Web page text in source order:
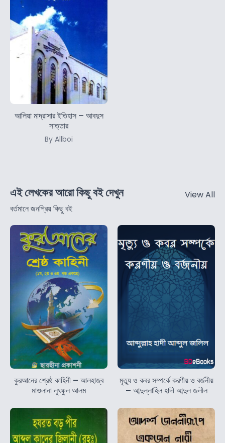
আলিয়া মাদ্রাসার ইতিহাস – আবদুস
সাত্তার
By Allboi
এই লেখকের আরো কিছু বই দেখুন
বর্তমানে জনপ্রিয় কিছু বই
View All
কুরআনের শ্রেষ্ঠ কাহিনী – আলহাজ্ব
মাওলানা লুৎফুল আলম
মৃত্যু ও কবর সম্পর্কে করণীয় ও বর্জনীয়
– আব্দুল্লাহিল হাদী আব্দুল জলীল